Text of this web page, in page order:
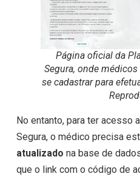
Página oficial da
Segura, onde
se cadastrar para
No entanto, para ter acesso
Segura, o médico precisa
atualizado na base de
que o link com o código de